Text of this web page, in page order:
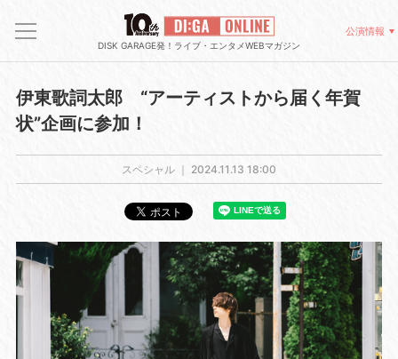
DISK GARAGE発！ライブ・エンタメWEBマガジン
公演情報
伊東歌詞太郎 “アーティストから届く年賀
状”企画に参加！
スペシャル ｜ 2024.11.13 18:00